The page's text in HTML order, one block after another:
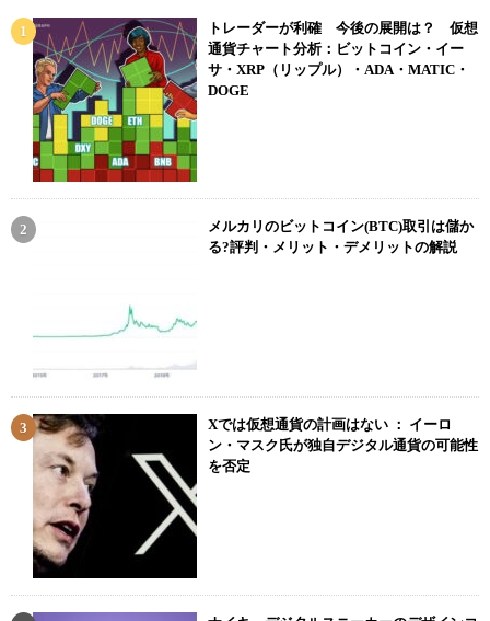
トレーダーが利確 今後の展開は？ 仮想
通貨チャート分析：ビットコイン・イー
サ・XRP（リップル）・ADA・MATIC・
DOGE
メルカリのビットコイン(BTC)取引は儲か
る?評判・メリット・デメリットの解説
Xでは仮想通貨の計画はない ： イーロ
ン・マスク氏が独自デジタル通貨の可能性
を否定